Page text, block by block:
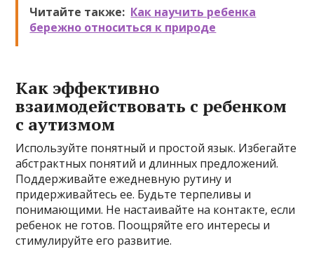
Читайте также: Как научить ребенка
бережно относиться к природе
Как эффективно
взаимодействовать с ребенком
с аутизмом
Используйте понятный и простой язык. Избегайте
абстрактных понятий и длинных предложений.
Поддерживайте ежедневную рутину и
придерживайтесь ее. Будьте терпеливы и
понимающими. Не настаивайте на контакте, если
ребенок не готов. Поощряйте его интересы и
стимулируйте его развитие.